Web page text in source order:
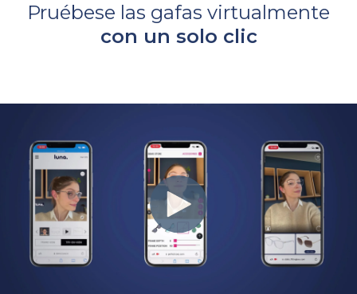
Pruébese las gafas virtualmente
con un solo clic